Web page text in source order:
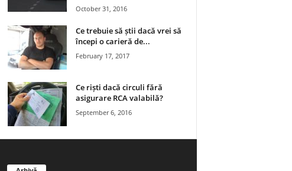
October 31, 2016
Ce trebuie să știi dacă vrei să
începi o carieră de...
February 17, 2017
Ce riști dacă circuli fără
asigurare RCA valabilă?
September 6, 2016